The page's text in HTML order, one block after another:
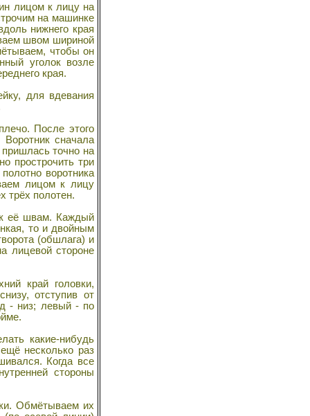
лицом к лицу на
на машинке
нижнего края
швом шириной
чтобы он
уголок возле
края.
для вдевания
После этого
сначала
точно на
прострочить три
воротника
лицом к лицу
трёх полотен.
к её швам. Каждый
то и двойным
(обшлага) и
лицевой стороне
край головки,
отступив от
- низ; левый - по
какие-нибудь
несколько раз
Когда все
стороны
Обмётываем их